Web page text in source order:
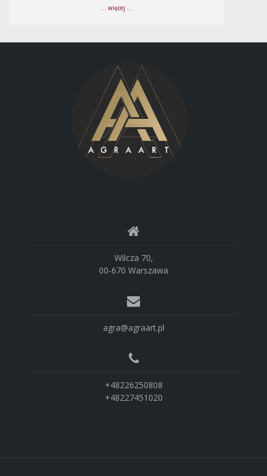
... więcej ...
Wilcza 70,
00-670 Warszawa
agra@agraart.pl
+48226250808
+48227451020